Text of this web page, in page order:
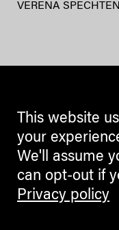
VERENA
This website
your
We'll assume
can opt-out if
Privacy policy